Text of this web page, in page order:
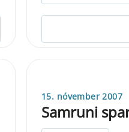
15. nóvember 2007
Samruni